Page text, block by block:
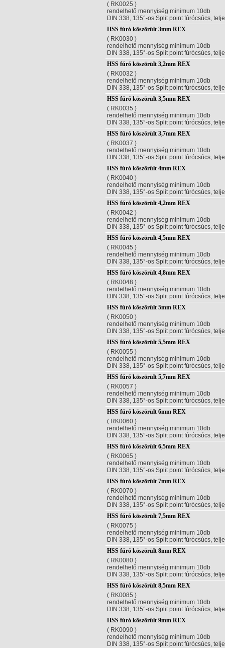
( RK0025 )
rendelhető mennyiség minimum 10db
DIN 338, 135°-os Split point fúrócsúcs,
HSS fúró köszörült 3mm REX
( RK0030 )
rendelhető mennyiség minimum 10db
DIN 338, 135°-os Split point fúrócsúcs,
HSS fúró köszörült 3,2mm REX
( RK0032 )
rendelhető mennyiség minimum 10db
DIN 338, 135°-os Split point fúrócsúcs,
HSS fúró köszörült 3,5mm REX
( RK0035 )
rendelhető mennyiség minimum 10db
DIN 338, 135°-os Split point fúrócsúcs,
HSS fúró köszörült 3,7mm REX
( RK0037 )
rendelhető mennyiség minimum 10db
DIN 338, 135°-os Split point fúrócsúcs,
HSS fúró köszörült 4mm REX
( RK0040 )
rendelhető mennyiség minimum 10db
DIN 338, 135°-os Split point fúrócsúcs,
HSS fúró köszörült 4,2mm REX
( RK0042 )
rendelhető mennyiség minimum 10db
DIN 338, 135°-os Split point fúrócsúcs,
HSS fúró köszörült 4,5mm REX
( RK0045 )
rendelhető mennyiség minimum 10db
DIN 338, 135°-os Split point fúrócsúcs,
HSS fúró köszörült 4,8mm REX
( RK0048 )
rendelhető mennyiség minimum 10db
DIN 338, 135°-os Split point fúrócsúcs,
HSS fúró köszörült 5mm REX
( RK0050 )
rendelhető mennyiség minimum 10db
DIN 338, 135°-os Split point fúrócsúcs,
HSS fúró köszörült 5,5mm REX
( RK0055 )
rendelhető mennyiség minimum 10db
DIN 338, 135°-os Split point fúrócsúcs,
HSS fúró köszörült 5,7mm REX
( RK0057 )
rendelhető mennyiség minimum 10db
DIN 338, 135°-os Split point fúrócsúcs,
HSS fúró köszörült 6mm REX
( RK0060 )
rendelhető mennyiség minimum 10db
DIN 338, 135°-os Split point fúrócsúcs,
HSS fúró köszörült 6,5mm REX
( RK0065 )
rendelhető mennyiség minimum 10db
DIN 338, 135°-os Split point fúrócsúcs,
HSS fúró köszörült 7mm REX
( RK0070 )
rendelhető mennyiség minimum 10db
DIN 338, 135°-os Split point fúrócsúcs,
HSS fúró köszörült 7,5mm REX
( RK0075 )
rendelhető mennyiség minimum 10db
DIN 338, 135°-os Split point fúrócsúcs,
HSS fúró köszörült 8mm REX
( RK0080 )
rendelhető mennyiség minimum 10db
DIN 338, 135°-os Split point fúrócsúcs,
HSS fúró köszörült 8,5mm REX
( RK0085 )
rendelhető mennyiség minimum 10db
DIN 338, 135°-os Split point fúrócsúcs,
HSS fúró köszörült 9mm REX
( RK0090 )
rendelhető mennyiség minimum 10db
DIN 338, 135°-os Split point fúrócsúcs,